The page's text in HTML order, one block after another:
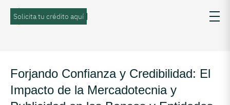
Solicita tu crédito aquí
Forjando Confianza y Credibilidad: El
Impacto de la Mercadotecnia y